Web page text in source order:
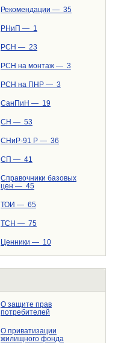
Рекомендации — 35
РНиП — 1
РСН — 23
РСН на монтаж — 3
РСН на ПНР — 3
СанПиН — 19
СН — 53
СНиР-91 Р — 36
СП — 41
Справочники базовых
цен — 45
ТОИ — 65
ТСН — 75
Ценники — 10
О защите прав
потребителей
О приватизации
жилищного фонда